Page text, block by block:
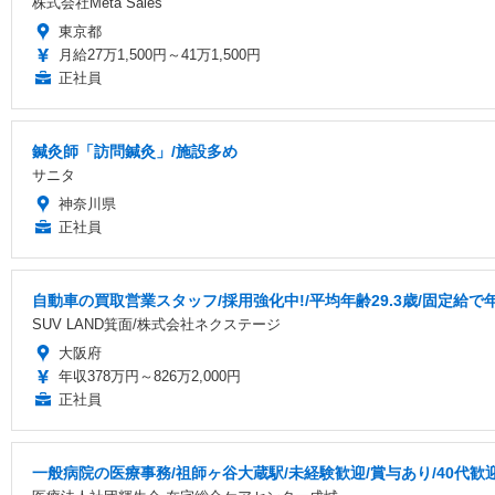
東京都
月給27万1,500円～41万1,500円
正社員
鍼灸師「訪問鍼灸」/施設多め
サニタ
神奈川県
正社員
自動車の買取営業スタッフ/採用強化中!/平均年齢29.3歳/固定給で
SUV LAND箕面/株式会社ネクステージ
大阪府
年収378万円～826万2,000円
正社員
一般病院の医療事務/祖師ヶ谷大蔵駅/未経験歓迎/賞与あり/40代歓